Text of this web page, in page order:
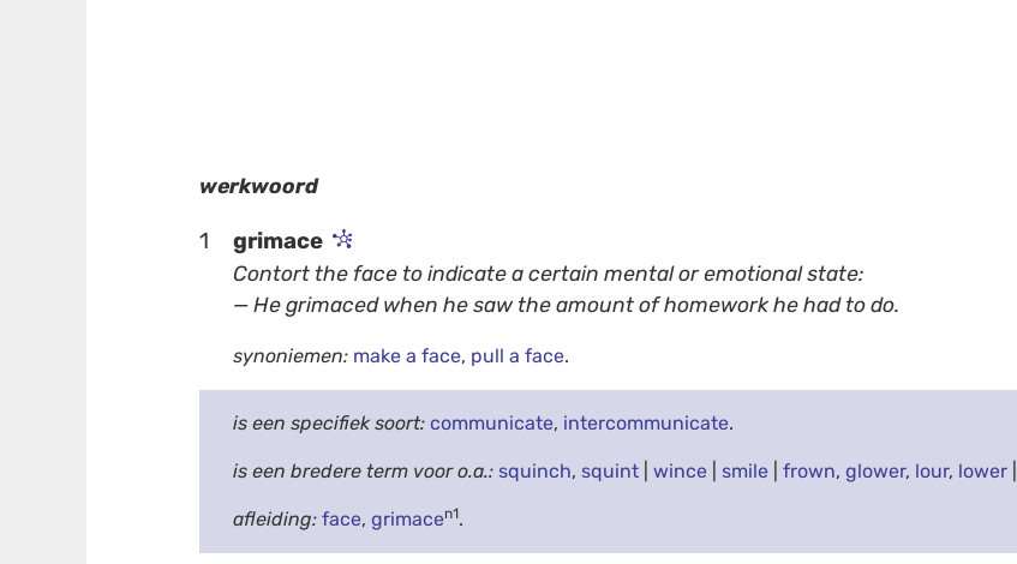
werkwoord
1 grimace
Contort the face to indicate a certain mental or emotional state:
— He grimaced when he saw the amount of homework he had to do.
synoniemen: make a face, pull a face.
is een specifiek soort:communicate, intercommunicate.
is een bredere term voor o.a.:squinch,squint |wince |smile |frown,glower, lour, lower
afleiding:face,grimacen1.